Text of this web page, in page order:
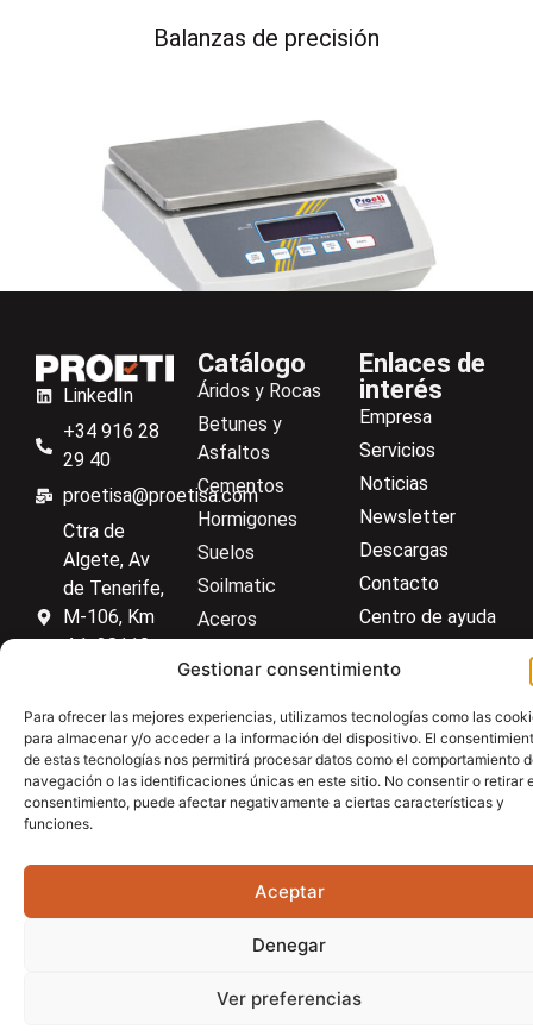
Gestionar consentimiento
Para ofrecer las mejores experiencias, utilizamos tecnologías como las
para almacenar y/o acceder a la información del dispositivo. El
de estas tecnologías nos permitirá procesar datos como el comportamiento
navegación o las identificaciones únicas en este sitio. No consentir o retirar
consentimiento, puede afectar negativamente a ciertas características y
funciones.
Aceptar
Denegar
Ver preferencias
Balanzas de precisión
Balanzas de mesa
LinkedIn
+34 916 28
29 40
proetisa@proetisa.com
Ctra de
Algete, Av
de Tenerife,
M-106, Km
4,1, 28110
Catálogo
Áridos y Rocas
Betunes y
Asfaltos
Cementos
Hormigones
Suelos
Soilmatic
Aceros
Enlaces de
interés
Empresa
Servicios
Noticias
Newsletter
Descargas
Contacto
Centro de ayuda
Aviso LegalPolítica de privacidadPolítica de cookies